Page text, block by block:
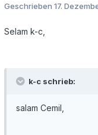
Geschrieben 17.
Selam k-c,
k-c schrieb:
salam Cemil,